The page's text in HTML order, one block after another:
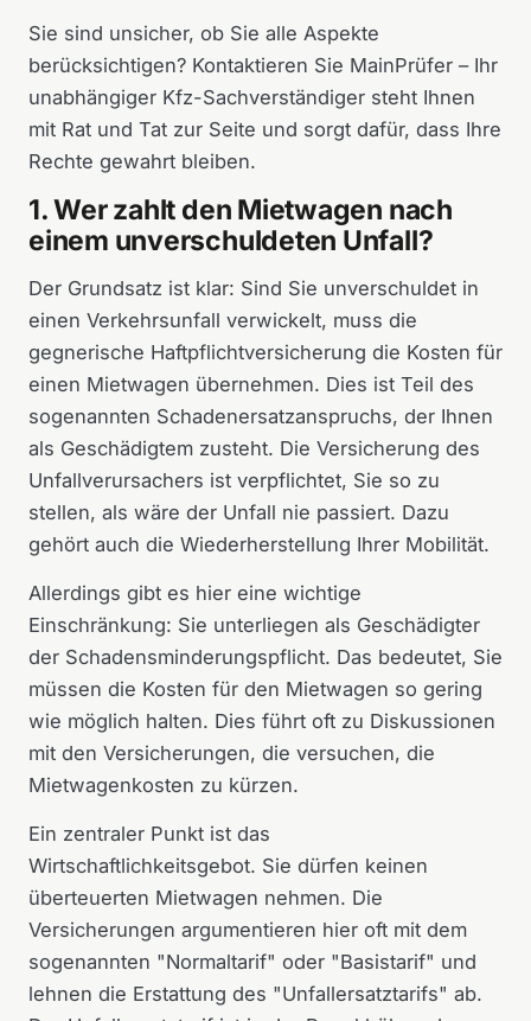
Sie sind unsicher, ob Sie alle Aspekte
berücksichtigen? Kontaktieren Sie MainPrüfer – Ihr
unabhängiger Kfz-Sachverständiger steht Ihnen
mit Rat und Tat zur Seite und sorgt dafür, dass Ihre
Rechte gewahrt bleiben.
1. Wer zahlt den Mietwagen nach
einem unverschuldeten Unfall?
Der Grundsatz ist klar: Sind Sie unverschuldet in
einen Verkehrsunfall verwickelt, muss die
gegnerische Haftpflichtversicherung die Kosten für
einen Mietwagen übernehmen. Dies ist Teil des
sogenannten Schadenersatzanspruchs, der Ihnen
als Geschädigtem zusteht. Die Versicherung des
Unfallverursachers ist verpflichtet, Sie so zu
stellen, als wäre der Unfall nie passiert. Dazu
gehört auch die Wiederherstellung Ihrer Mobilität.
Allerdings gibt es hier eine wichtige
Einschränkung: Sie unterliegen als Geschädigter
der Schadensminderungspflicht. Das bedeutet, Sie
müssen die Kosten für den Mietwagen so gering
wie möglich halten. Dies führt oft zu Diskussionen
mit den Versicherungen, die versuchen, die
Mietwagenkosten zu kürzen.
Ein zentraler Punkt ist das
Wirtschaftlichkeitsgebot. Sie dürfen keinen
überteuerten Mietwagen nehmen. Die
Versicherungen argumentieren hier oft mit dem
sogenannten "Normaltarif" oder "Basistarif" und
lehnen die Erstattung des "Unfallersatztarifs" ab.